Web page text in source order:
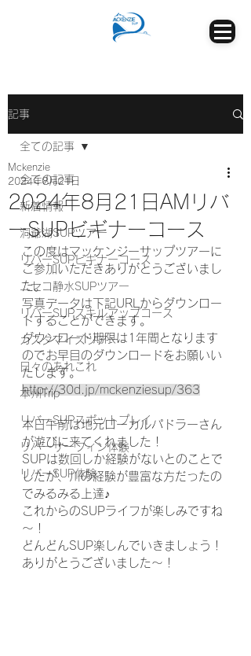
記事
全ての記事
新着情報
洞爺湖SUPツアー
リバーSUPビギナーコース
ニセコ静水SUPツアー
リバーSUPスキルアップコース
カスタマイズツアー
日々のあれこれ
本州Trip
リバーSUPスポットプレイ
リバーサーフィン体験
リバーSUP体験
全ての記事
2024年8月21日AMリバ
ーSUPビギナーコース
Mckenzie
2024年8月21日
この度はマッケンジーサップツアーに
ご参加いただきありがとうございまし
た。
写真データは下記URLからダウンロー
ドすることができます。
ダウンロード期限は1年間となります
のでお早目のダウンロードをお願いい
たします。
http://30d.jp/mckenziesup/363
本日午前は地元ローカルパドラーさん
が遊びに来てくれました！
SUPは数回しか経験がないとのことで
したが、川の経験が豊富な方だったの
でみるみる上達♪
これからのSUPライフが楽しみですね
～！
どんどんSUP楽しんでいきましょう！
ありがとうございました～！